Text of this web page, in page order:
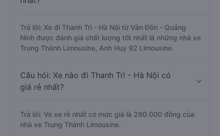
Trả lời: Xe đi Thanh Trì - Hà Nội từ Vân Đồn - Quảng
Ninh được đánh giá chất lượng tốt nhất là những nhà xe
Trung Thành Limousine, Anh Huy 92 Limousine.
Câu hỏi: Xe nào đi Thanh Trì - Hà Nội có
giá rẻ nhất?
Trả lời: Vé xe rẻ nhất có mức giá là 290.000 đồng của
nhà xe Trung Thành Limousine.